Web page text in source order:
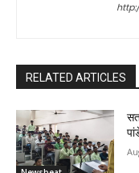
RELATED ARTICLES